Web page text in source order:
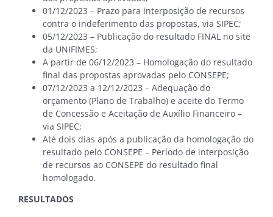
01/12/2023 – Prazo para interposição de recursos
contra o indeferimento das propostas, via SIPEC;
05/12/2023 – Publicação do resultado FINAL no site
da UNIFIMES;
A partir de 06/12/2023 – Homologação do resultado
final das propostas aprovadas pelo CONSEPE;
07/12/2023 a 12/12/2023 – Adequação do
orçamento (Plano de Trabalho) e aceite do Termo
de Concessão e Aceitação de Auxílio Financeiro –
via SIPEC;
Até dois dias após a publicação da homologação do
resultado pelo CONSEPE – Período de interposição
de recursos ao CONSEPE do resultado final
homologado.
RESULTADOS